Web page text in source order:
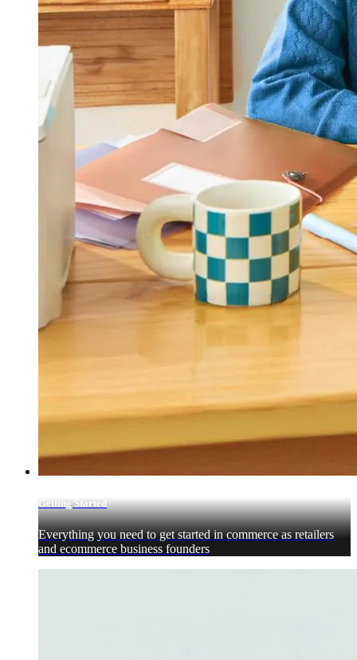
Getting Started
Everything you need to get started in commerce as retailers
and ecommerce business founders